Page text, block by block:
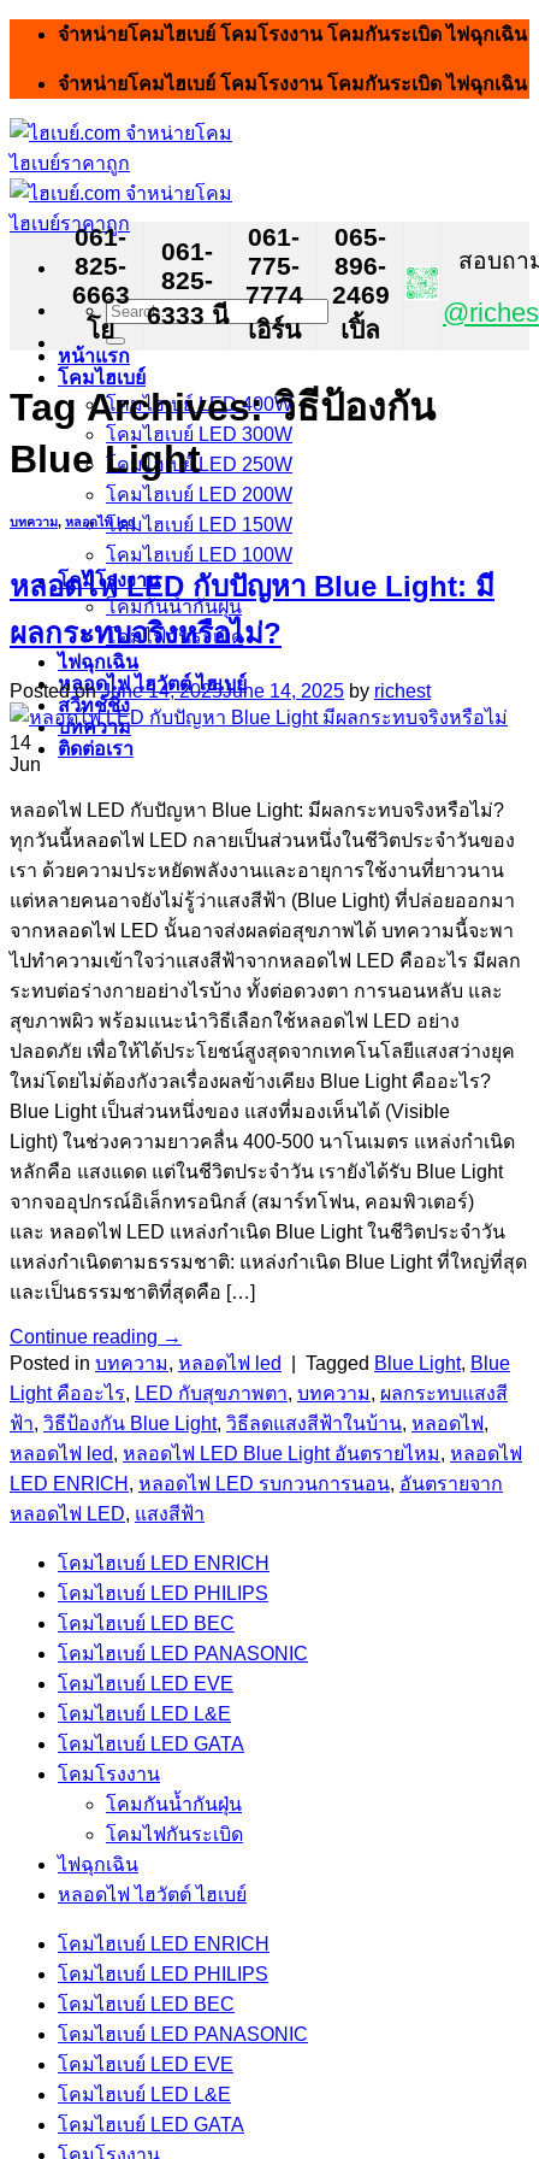
Skip
content
จำหน่ายโคมไฮเบย์ โคมโรงงาน โคมกันระเบิด ไฟฉุกเฉิน
จำหน่ายโคมไฮเบย์ โคมโรงงาน โคมกันระเบิด ไฟฉุกเฉิน
Search
for:
หน้าแรก
โคมไฮเบย์
โคมไฮเบย์ LED 400W
โคมไฮเบย์ LED 300W
โคมไฮเบย์ LED 250W
โคมไฮเบย์ LED 200W
โคมไฮเบย์ LED 150W
โคมไฮเบย์ LED 100W
โคมโรงงาน
โคมกันน้ำกันฝุ่น
โคมไฟกันระเบิด
ไฟฉุกเฉิน
หลอดไฟ ไฮวัตต์ ไฮเบย์
สวิทช์ชิ่ง
บทความ
ติดต่อเรา
061-
825-
6663
โย
061-
825-
6333 นี
061-
775-
7774
เอิร์น
065-
896-
2469
เปิ้ล
สอบถา
Tag Archives:วิธีป้องกัน
Blue Light
บทความ, หลอดไฟ led
หลอดไฟ LED กับปัญหา Blue Light: มี
ผลกระทบจริงหรือไม่?
Posted onJune 14, 2025June 14, 2025 by richest
14
Jun
หลอดไฟ LED กับปัญหา Blue Light: มีผลกระทบจริงหรือไม่?
ทุกวันนี้หลอดไฟ LED กลายเป็นส่วนหนึ่งในชีวิตประจำวันของ
เรา ด้วยความประหยัดพลังงานและอายุการใช้งานที่ยาวนาน
แต่หลายคนอาจยังไม่รู้ว่าแสงสีฟ้า (Blue Light) ที่ปล่อยออกมา
จากหลอดไฟ LED นั้นอาจส่งผลต่อสุขภาพได้ บทความนี้จะพา
ไปทำความเข้าใจว่าแสงสีฟ้าจากหลอดไฟ LED คืออะไร มีผลก
ระทบต่อร่างกายอย่างไรบ้าง ทั้งต่อดวงตา การนอนหลับ และ
สุขภาพผิว พร้อมแนะนำวิธีเลือกใช้หลอดไฟ LED อย่าง
ปลอดภัย เพื่อให้ได้ประโยชน์สูงสุดจากเทคโนโลยีแสงสว่างยุค
ใหม่โดยไม่ต้องกังวลเรื่องผลข้างเคียง Blue Light คืออะไร?
Blue Light เป็นส่วนหนึ่งของ แสงที่มองเห็นได้ (Visible
Light) ในช่วงความยาวคลื่น 400-500 นาโนเมตร แหล่งกำเนิด
หลักคือ แสงแดด แต่ในชีวิตประจำวัน เรายังได้รับ Blue Light
จากจออุปกรณ์อิเล็กทรอนิกส์ (สมาร์ทโฟน, คอมพิวเตอร์)
และ หลอดไฟ LED แหล่งกำเนิด Blue Light ในชีวิตประจำวัน
แหล่งกำเนิดตามธรรมชาติ: แหล่งกำเนิด Blue Light ที่ใหญ่ที่สุด
และเป็นธรรมชาติที่สุดคือ […]
Continue reading →
Posted in บทความ, หลอดไฟ led Tagged Blue Light, Blue
Light คืออะไร, LED กับสุขภาพตา, บทความ, ผลกระทบแสงสี
ฟ้า, วิธีป้องกัน Blue Light, วิธีลดแสงสีฟ้าในบ้าน, หลอดไฟ,
หลอดไฟ led, หลอดไฟ LED Blue Light อันตรายไหม, หลอดไฟ
LED ENRICH , หลอดไฟ LED รบกวนการนอน, อันตรายจาก
หลอดไฟ LED, แสงสีฟ้า
โคมไฮเบย์ LED ENRICH
โคมไฮเบย์ LED PHILIPS
โคมไฮเบย์ LED BEC
โคมไฮเบย์ LED PANASONIC
โคมไฮเบย์ LED EVE
โคมไฮเบย์ LED L&E
โคมไฮเบย์ LED GATA
โคมโรงงาน
โคมกันน้ำกันฝุ่น
โคมไฟกันระเบิด
ไฟฉุกเฉิน
หลอดไฟ ไฮวัตต์ ไฮเบย์
โคมไฮเบย์ LED ENRICH
โคมไฮเบย์ LED PHILIPS
โคมไฮเบย์ LED BEC
โคมไฮเบย์ LED PANASONIC
โคมไฮเบย์ LED EVE
โคมไฮเบย์ LED L&E
โคมไฮเบย์ LED GATA